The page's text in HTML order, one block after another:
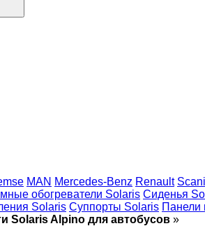
MAN Mercedes-Benz Renault
обогреватели Solaris Сиденья
Solaris Суппорты Solaris Панели
Solaris Alpino для автобусов »